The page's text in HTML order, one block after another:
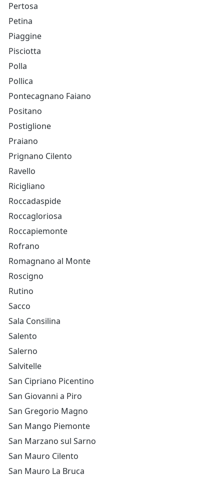
Pertosa
Petina
Piaggine
Pisciotta
Polla
Pollica
Pontecagnano Faiano
Positano
Postiglione
Praiano
Prignano Cilento
Ravello
Ricigliano
Roccadaspide
Roccagloriosa
Roccapiemonte
Rofrano
Romagnano al Monte
Roscigno
Rutino
Sacco
Sala Consilina
Salento
Salerno
Salvitelle
San Cipriano Picentino
San Giovanni a Piro
San Gregorio Magno
San Mango Piemonte
San Marzano sul Sarno
San Mauro Cilento
San Mauro La Bruca